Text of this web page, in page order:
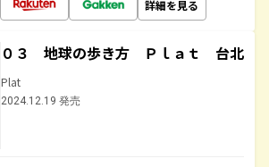
詳細を見る
０３ 地球の歩き方 Ｐｌａｔ 台北
Plat
2024.12.19 発売